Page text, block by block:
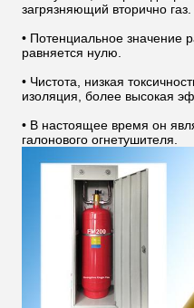
загрязняющий вторично газ.
• Потенциальное значение
равняется нулю.
• Чистота, низкая
изоляция, более высокая
• В настоящее время он
галонового огнетушителя.